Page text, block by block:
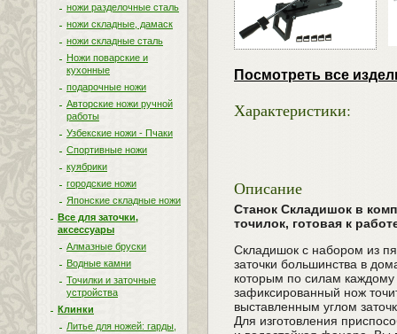
ножи разделочные сталь
ножи складные, дамаск
ножи складные сталь
Ножи поварские и
кухонные
подарочные ножи
Авторские ножи ручной
работы
Узбекские ножи - Пчаки
Спортивные ножи
куябрики
городские ножи
Японские складные ножи
Все для заточки,
аксессуары
Алмазные бруски
Водные камни
Точилки и заточные
устройства
Клинки
Литье для ножей: гарды,
Посмотреть все
Характеристики:
Описание
Станок Складишок в
точилок, готовая к
Складишок с набором из
заточки большинства в
которым по силам
зафиксированный нож
выставленным углом
Для изготовления